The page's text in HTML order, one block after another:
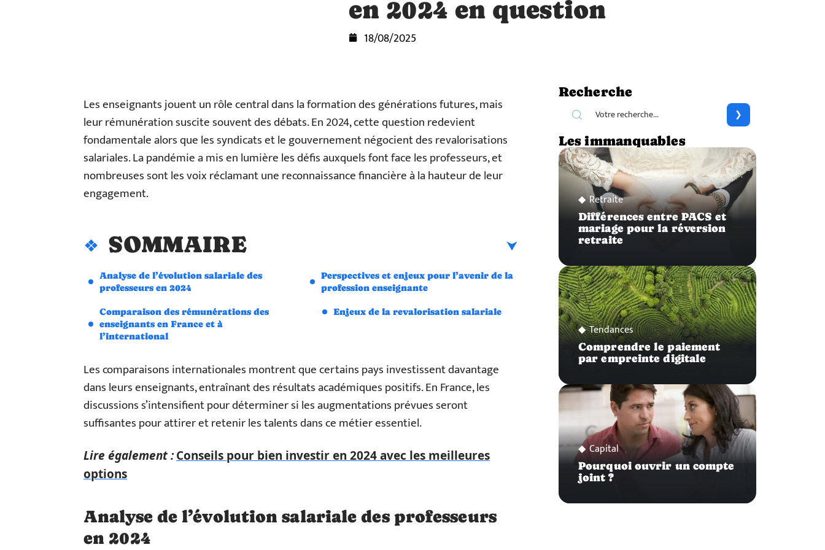
en 2024 en question
18/08/2025
Les enseignants jouent un rôle central dans la formation des générations futures, mais
leur rémunération suscite souvent des débats. En 2024, cette question redevient
fondamentale alors que les syndicats et le gouvernement négocient des revalorisations
salariales. La pandémie a mis en lumière les défis auxquels font face les professeurs, et
nombreuses sont les voix réclamant une reconnaissance financière à la hauteur de leur
engagement.
SOMMAIRE
Analyse de l’évolution salariale des
professeurs en 2024
Comparaison des rémunérations des
enseignants en France et à
l’international
Perspectives et enjeux pour l’avenir de la
profession enseignante
Enjeux de la revalorisation salariale
Les comparaisons internationales montrent que certains pays investissent davantage
dans leurs enseignants, entraînant des résultats académiques positifs. En France, les
discussions s’intensifient pour déterminer si les augmentations prévues seront
suffisantes pour attirer et retenir les talents dans ce métier essentiel.
Lire également :Conseils pour bien investir en 2024 avec les meilleures
options
Analyse de l’évolution salariale des professeurs
en 2024
Recherche
Les immanquables
Retraite
Différences entre PACS et
mariage pour la réversion
retraite
Tendances
Comprendre le paiement
par empreinte digitale
Capital
Pourquoi ouvrir un compte
joint ?